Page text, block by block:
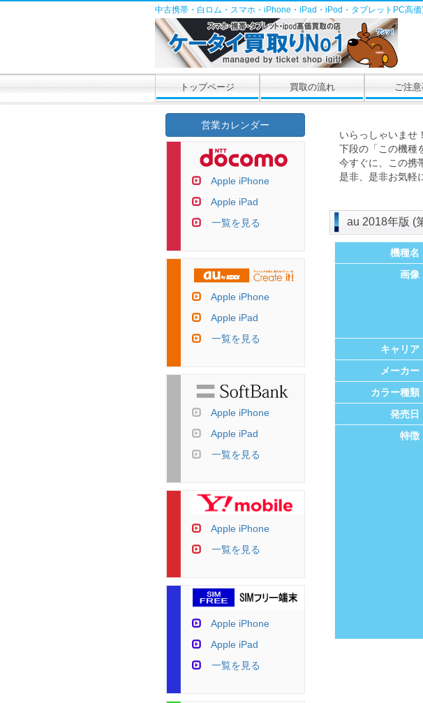
中古携帯・白ロム・スマホ・iPhone・iPad・iPod・タブレットPC高
トップページ 買取の流れ ご注
いらっしゃいませ
下段の「この機種
今すぐに、この携
是非、是非お気軽
au 2018年版 (
機種名
画像
キャリア
メーカー
カラー種類
発売日
特徴
営業カレンダー
Apple iPhone
Apple iPad
一覧を見る
Apple iPhone
Apple iPad
一覧を見る
Apple iPhone
Apple iPad
一覧を見る
Apple iPhone
一覧を見る
Apple iPhone
Apple iPad
一覧を見る